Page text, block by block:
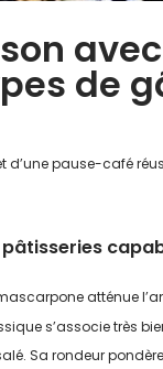
de
d’une pause-café
pâtisseries
atténue
s’associe très
Sa rondeur